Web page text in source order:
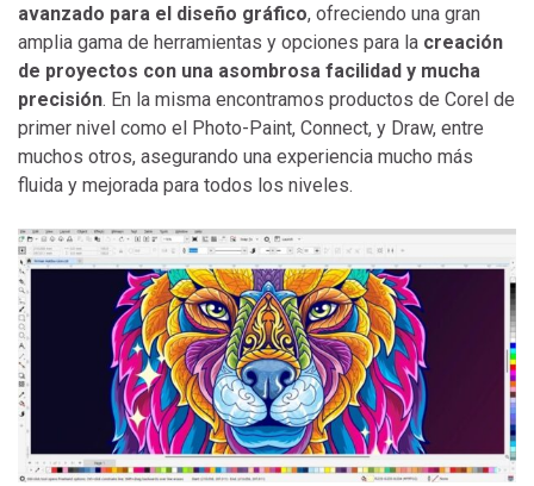
avanzado para el diseño gráfico, ofreciendo una gran
amplia gama de herramientas y opciones para la creación
de proyectos con una asombrosa facilidad y mucha
precisión. En la misma encontramos productos de Corel de
primer nivel como el Photo-Paint, Connect, y Draw, entre
muchos otros, asegurando una experiencia mucho más
fluida y mejorada para todos los niveles.